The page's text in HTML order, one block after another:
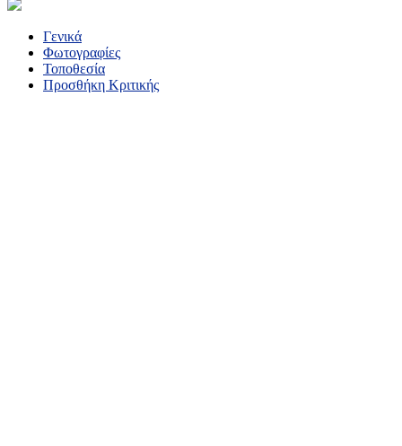
Γενικά
Φωτογραφίες
Τοποθεσία
Προσθήκη Κριτικής